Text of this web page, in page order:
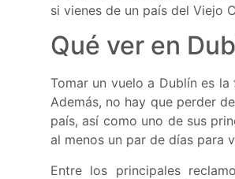
si vienes de un país del Viejo
Qué ver en
Tomar un vuelo a Dublín es
Además, no hay que perder
país, así como uno de sus
al menos un par de días para
Entre los principales